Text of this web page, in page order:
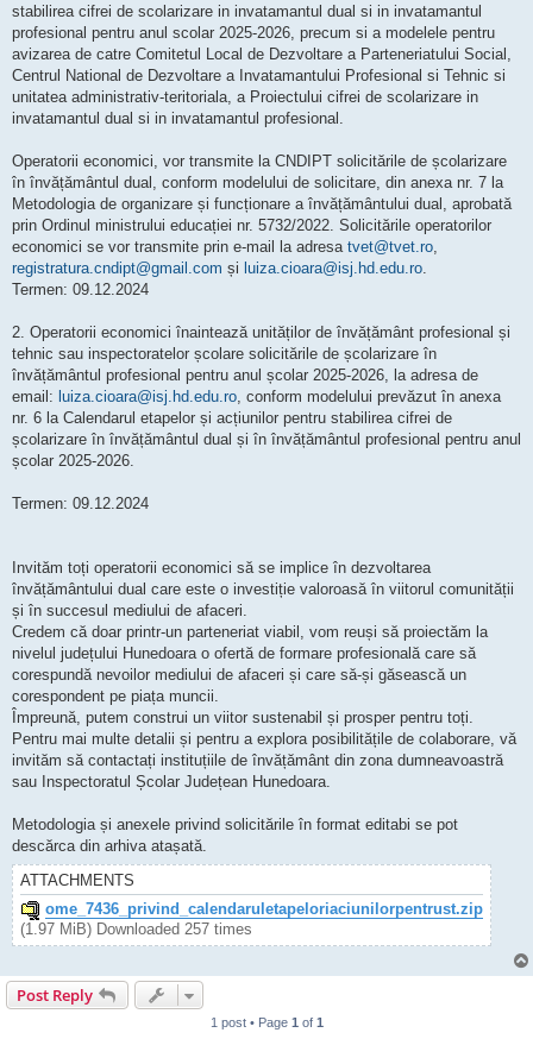
stabilirea cifrei de scolarizare in invatamantul dual si in invatamantul
profesional pentru anul scolar 2025-2026, precum si a modelele pentru
avizarea de catre Comitetul Local de Dezvoltare a Parteneriatului Social,
Centrul National de Dezvoltare a Invatamantului Profesional si Tehnic si
unitatea administrativ-teritoriala, a Proiectului cifrei de scolarizare in
invatamantul dual si in invatamantul profesional.
Operatorii economici, vor transmite la CNDIPT solicitările de școlarizare
în învățământul dual, conform modelului de solicitare, din anexa nr. 7 la
Metodologia de organizare și funcționare a învățământului dual, aprobată
prin Ordinul ministrului educației nr. 5732/2022. Solicitările operatorilor
economici se vor transmite prin e-mail la adresa tvet@tvet.ro
registratura.cndipt@gmail.com și luiza.cioara@isj.hd.edu.ro
Termen: 09.12.2024
2. Operatorii economici înaintează unităților de învățământ profesional și
tehnic sau inspectoratelor școlare solicitările de școlarizare în
învățământul profesional pentru anul școlar 2025-2026, la adresa de
email: luiza.cioara@isj.hd.edu.ro , conform modelului prevăzut în anexa
nr. 6 la Calendarul etapelor și acțiunilor pentru stabilirea cifrei de
școlarizare în învățământul dual și în învățământul profesional pentru anul
școlar 2025-2026.
Termen: 09.12.2024
Invităm toți operatorii economici să se implice în dezvoltarea
învățământului dual care este o investiție valoroasă în viitorul comunității
și în succesul mediului de afaceri.
Credem că doar printr-un parteneriat viabil, vom reuși să proiectăm la
nivelul județului Hunedoara o ofertă de formare profesională care să
corespundă nevoilor mediului de afaceri și care să-și găsească un
corespondent pe piața muncii.
Împreună, putem construi un viitor sustenabil și prosper pentru toți.
Pentru mai multe detalii și pentru a explora posibilitățile de colaborare, vă
invităm să contactați instituțiile de învățământ din zona dumneavoastră
sau Inspectoratul Școlar Județean Hunedoara.
Metodologia și anexele privind solicitările în format editabi se pot
descărca din arhiva atașată.
ATTACHMENTS
ome_7436_privind_calendaruletapeloriaciunilorpentrust.zip
(1.97 MiB) Downloaded 257 times
Post Reply
1 post • Page 1 of 1